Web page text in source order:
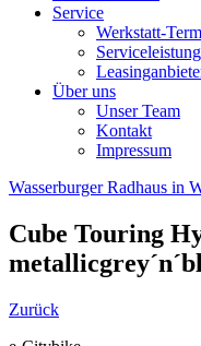
Service
Werkstatt-
Über uns
Unser Team
Kontakt
Impressum
Wasserburger Radhaus in
Cube Touring
Zurück